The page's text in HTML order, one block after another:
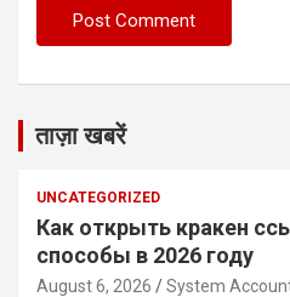
ताज़ा खबरें
UNCATEGORIZED
Как открыть кракен
способы в 2026 году
August 6, 2026 System